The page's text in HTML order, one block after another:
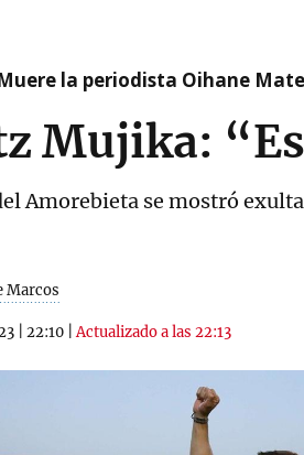
la periodista Oihane
Mujika:
Amorebieta se mostró
Marcos
22:10 |Actualizado a las 22:13